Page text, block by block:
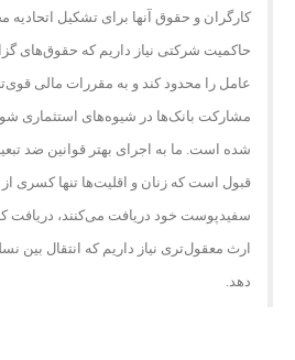
کارگران و حقوق آنها برای تشکیل اتحادیه
حاکمیت شرکتی نیاز داریم که حقوق‌های
عامل را محدود کند و به مقررات مالی
مشارکت بانک‌ها در شیوه‌های استثماری
شده است. ما به اجرای بهتر قوانین ضد
قبول است که زنان و اقلیت‌ها تنها کسری از
سفیدپوست خود دریافت می‌کنند، دریافت
ارث معقول‌تری نیاز داریم که انتقال بین
دهد.